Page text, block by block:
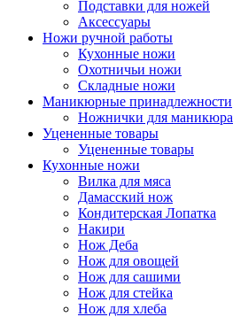
Подставки для ножей
Аксессуары
Ножи ручной работы
Кухонные ножи
Охотничьи ножи
Складные ножи
Маникюрные принадлежности
Ножнички для маникюра
Уцененные товары
Уцененные товары
Кухонные ножи
Вилка для мяса
Дамасский нож
Кондитерская Лопатка
Накири
Нож Деба
Нож для овощей
Нож для сашими
Нож для стейка
Нож для хлеба